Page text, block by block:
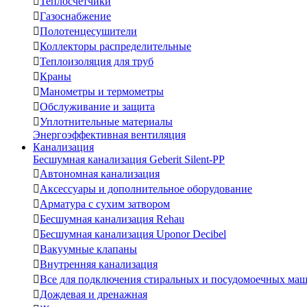
Газоснабжение
Полотенцесушители
Коллекторы распределительные
Теплоизоляция для труб
Краны
Манометры и термометры
Обслуживание и защита
Уплотнительные материалы
Энергоэффективная вентиляция
Канализация
Бесшумная канализация Geberit Silent-PP
Автономная канализация
Аксессуары и дополнительное оборудование
Арматура с сухим затвором
Бесшумная канализация Rehau
Бесшумная канализация Uponor Decibel
Вакуумные клапаны
Внутренняя канализация
Все для подключения стиральных и посудомоечных
Дождевая и дренажная